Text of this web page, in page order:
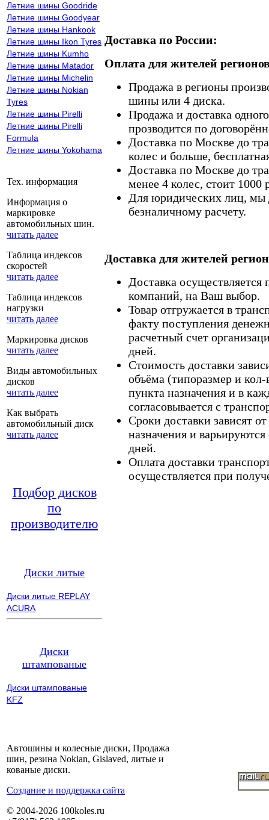
Летние шины Goodride
Летние шины Goodyear
Летние шины Hankook
Летние шины Ikon Tyres
Летние шины Kumho
Летние шины Matador
Летние шины Michelin
Летние шины Nokian
Tyres
Летние шины Pirelli
Летние шины Pirelli
Formula
Летние шины Yokohama
Тех. информация
Информация о
маркировке
автомобильных шин.
читать далее
Таблица индексов
скоростей
читать далее
Таблица индексов
нагрузки
читать далее
Маркировка дисков
читать далее
Виды автомобильных
дисков
читать далее
Как выбрать
автомобильный диск
читать далее
Подбор дисков
по
производителю
Диски литые
Диски литые REPLAY
ACURA
Диски
штампованые
Диски штампованые
KFZ
Доставка по России:
Оплата для жителей
Продажа в регионы
шины или 4 диска.
Продажа и доставка
прозводится по
Доставка по Москве до
колес и больше,
Доставка по Москве до
менее 4 колес, стоит 1000
Для юридических лиц, мы
безналичному расчету.
Доставка для жителей
Доставка
компаний, на Ваш выбор.
Товар отгружается в
факту поступления
расчетный счет
дней.
Стоимость доставки
объёма (типоразмер и кол-
пункта назначения и в
согласовывается с
Сроки доставки зависят
назначения и
дней.
Оплата доставки
осуществляется при
Автошины и колесные диски, Продажа
шин, резина Nokian, Gislaved, литые и
кованые диски.
Cоздание и поддержка сайта
© 2004-2026 100koles.ru